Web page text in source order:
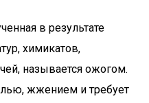
в результате
химикатов,
называется ожогом.
жжением и требует